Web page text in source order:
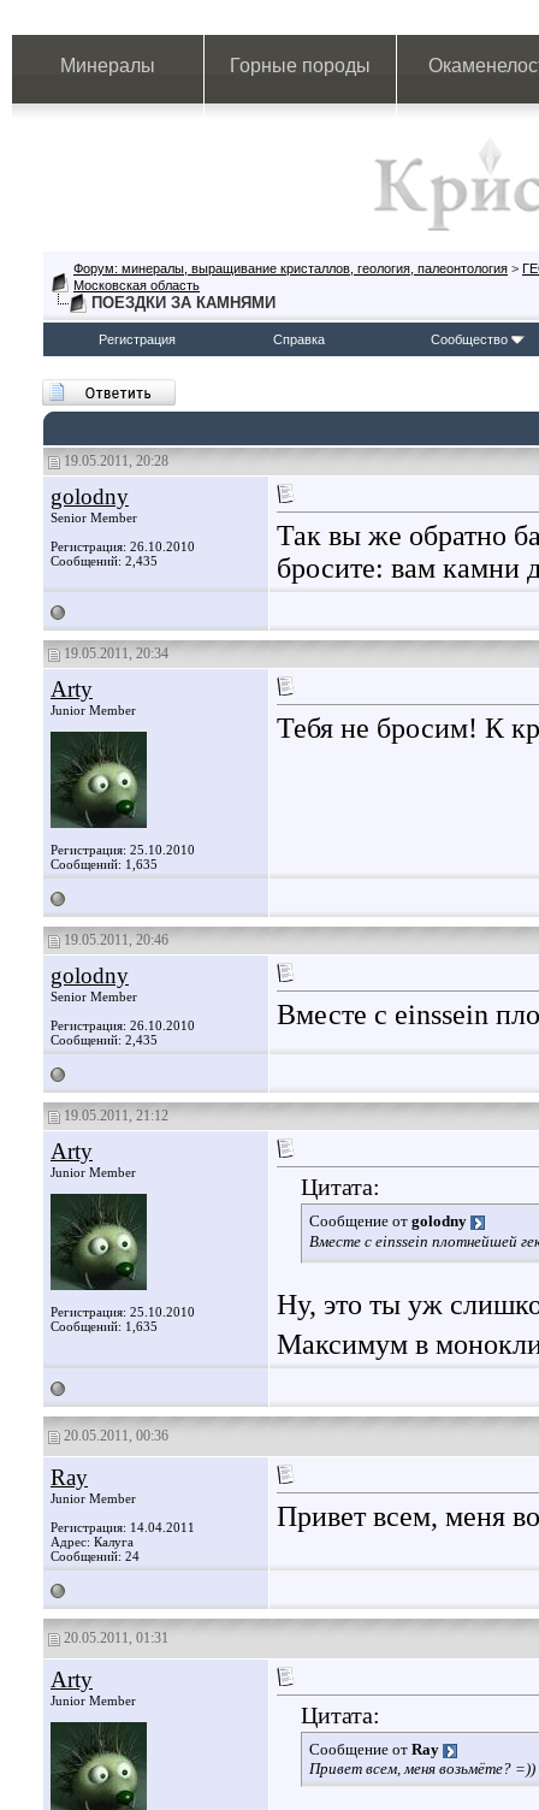
Минералы Горные породы
Форум: минералы, выращивание кристаллов, геология, палеонтология >
Московская область
ПОЕЗДКИ ЗА КАМНЯМИ
Регистрация Справка Сообщество
19.05.2011, 20:28
golodny
Senior Member
Регистрация: 26.10.2010
Сообщений: 2,435
Так вы же обратно
бросите: вам камни
19.05.2011, 20:34
Arty
Junior Member
Регистрация: 25.10.2010
Сообщений: 1,635
Тебя не бросим! К
19.05.2011, 20:46
golodny
Senior Member
Регистрация: 26.10.2010
Сообщений: 2,435
Вместе с einssein
19.05.2011, 21:12
Arty
Junior Member
Регистрация: 25.10.2010
Сообщений: 1,635
Цитата:
Сообщение от golodny
Вместе с einssein плотнейшей
Ну, это ты уж
Максимум в
20.05.2011, 00:36
Ray
Junior Member
Регистрация: 14.04.2011
Адрес: Калуга
Сообщений: 24
Привет всем, меня
20.05.2011, 01:31
Arty
Junior Member
Цитата:
Сообщение от Ray
Привет всем, меня возьмёте? =))